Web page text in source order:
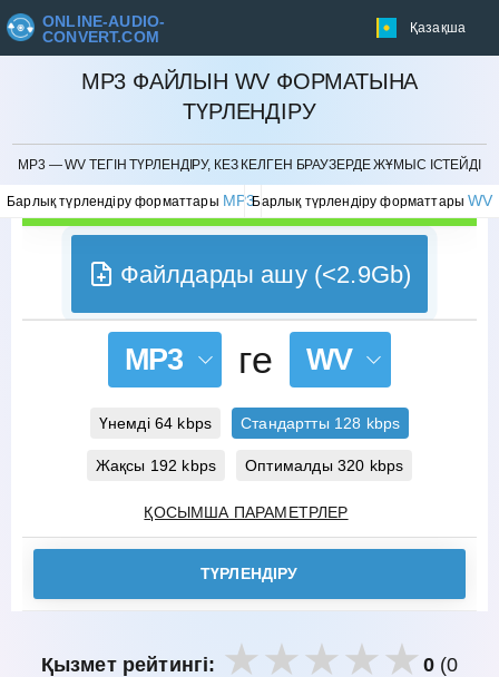
ONLINE-AUDIO-
CONVERT.COM
Қазақша
MP3 ФАЙЛЫН WV ФОРМАТЫНА
ТҮРЛЕНДІРУ
MP3 — WV ТЕГІН ТҮРЛЕНДІРУ, КЕЗ КЕЛГЕН БРАУЗЕРДЕ ЖҰМЫС ІСТЕЙДІ
Барлық түрлендіру форматтары MP3Барлық түрлендіру форматтарыWV
БОЛДЫРМАУ
Файлдарды ашу (<2.9Gb)
MP3 ге WV
Үнемді 64 kbps Стандартты 128 kbps
Жақсы 192 kbps Оптималды 320 kbps
ҚОСЫМША ПАРАМЕТРЛЕР
ТҮРЛЕНДІРУ
Қызмет рейтингі: 0(0